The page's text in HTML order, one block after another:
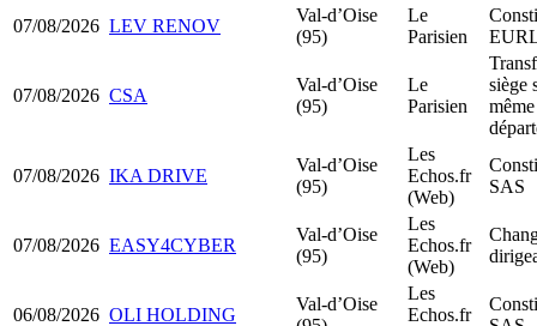
07/08/2026 LEV RENOV
Val-d’Oise
(95)
Le
Parisien
07/08/2026 CSA
Val-d’Oise
(95)
Le
Parisien
siège
même
07/08/2026 IKA DRIVE
Val-d’Oise
(95)
Les
Echos.fr
(Web)
SAS
07/08/2026 EASY4CYBER
Val-d’Oise
(95)
Les
Echos.fr
(Web)
06/08/2026 OLI HOLDING
Val-d’Oise
Les
Echos.fr